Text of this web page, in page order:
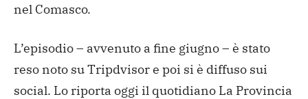
nel Comasco.
L’episodio – avvenuto a fine giugno – è stato
reso noto su Tripdvisor e poi si è diffuso sui
social. Lo riporta oggi il quotidiano La Provincia